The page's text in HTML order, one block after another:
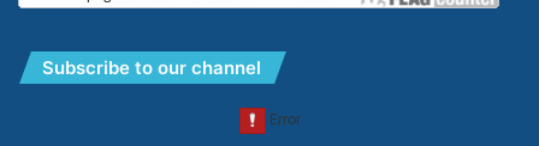
Subscribe to our channel